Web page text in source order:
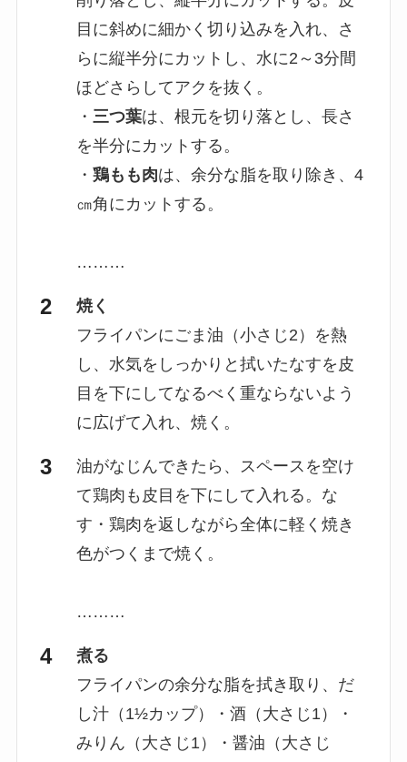
目に斜めに細かく切り込みを入れ、さ
らに縦半分にカットし、水に2～3分間
ほどさらしてアクを抜く。
・ 三つ葉は、根元を切り落とし、長さ
を半分にカットする。
・ 鶏もも肉は、余分な脂を取り除き、4
㎝角にカットする。
………
焼く
フライパンにごま油（小さじ2）を熱
し、水気をしっかりと拭いたなすを皮
目を下にしてなるべく重ならないよう
に広げて入れ、焼く。
油がなじんできたら、スペースを空け
て鶏肉も皮目を下にして入れる。な
す・鶏肉を返しながら全体に軽く焼き
色がつくまで焼く。
………
煮る
フライパンの余分な脂を拭き取り、だ
し汁（1½カップ）・酒（大さじ1）・
みりん（大さじ1）・醤油（大さじ